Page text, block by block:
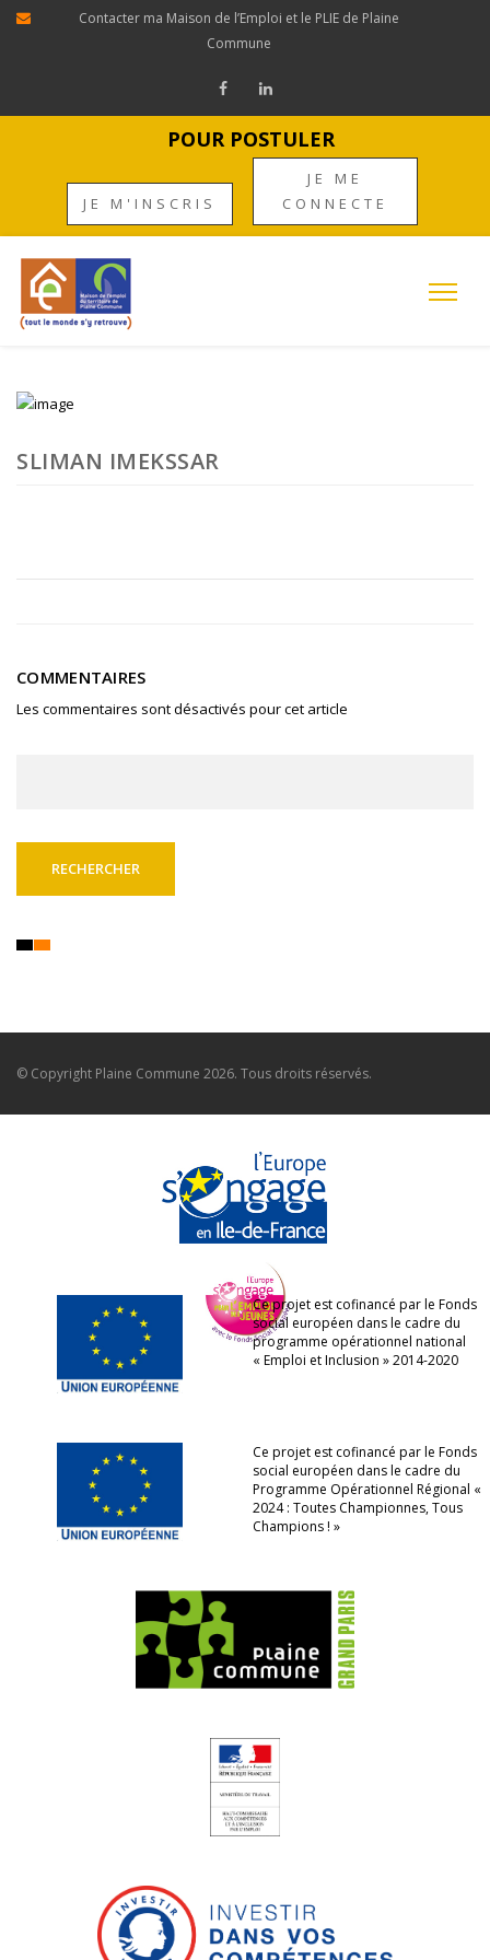
Contacter ma Maison de l’Emploi et le PLIE de Plaine
Commune
POUR POSTULER
JE M'INSCRIS
JE ME
CONNECTE
SLIMAN IMEKSSAR
COMMENTAIRES
Les commentaires sont désactivés pour cet article
© Copyright Plaine Commune 2026. Tous droits réservés.
Ce projet est cofinancé par le Fonds
social européen dans le cadre du
programme opérationnel national
« Emploi et Inclusion » 2014-2020
Ce projet est cofinancé par le Fonds
social européen dans le cadre du
Programme Opérationnel Régional «
2024 : Toutes Championnes, Tous
Champions ! »